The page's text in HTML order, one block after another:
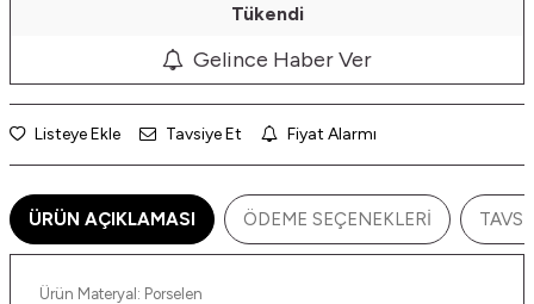
Tükendi
Gelince Haber Ver
Listeye Ekle Tavsiye Et Fiyat Alarmı
ÜRÜN AÇIKLAMASI ÖDEME SEÇENEKLERI
Ürün Materyal: Porselen